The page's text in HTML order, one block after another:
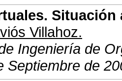
Villahoz.
Ingeniería de
Septiembre de